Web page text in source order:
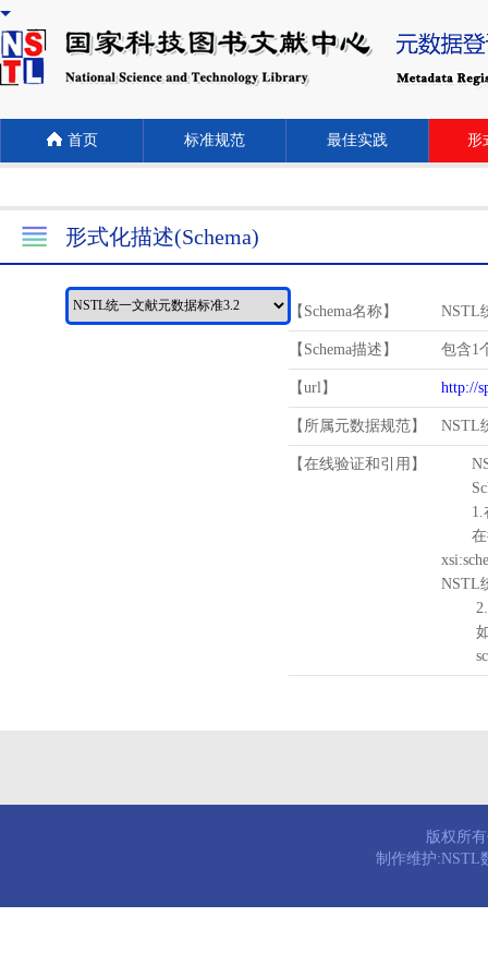
首页 标准规范 最佳实践 形
形式化描述(Schema)
【Schema名称】 NSTL
【Schema描述】 包含1
【url】 http://
【所属元数据规范】 NSTL
【在线验证和引用】
1.
在待
NSTL
2.
如需
版权所
制作维护:NSTL